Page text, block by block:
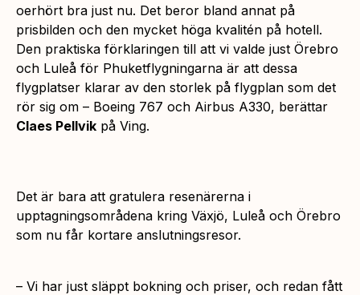
oerhört bra just nu. Det beror bland annat på
prisbilden och den mycket höga kvalitén på hotell.
Den praktiska förklaringen till att vi valde just Örebro
och Luleå för Phuketflygningarna är att dessa
flygplatser klarar av den storlek på flygplan som det
rör sig om – Boeing 767 och Airbus A330, berättar
Claes Pellvik på Ving.
Det är bara att gratulera resenärerna i
upptagningsområdena kring Växjö, Luleå och Örebro
som nu får kortare anslutningsresor.
– Vi har just släppt bokning och priser, och redan fått